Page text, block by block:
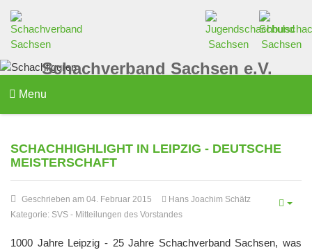
Schachverband Sachsen e.V.
Menu
SCHACHHIGHLIGHT IN LEIPZIG - DEUTSCHE
MEISTERSCHAFT
Geschrieben am 04. Februar 2015
Hans Joachim Schätz
Kategorie: SVS - Mitteilungen des Vorstandes
1000 Jahre Leipzig - 25 Jahre Schachverband Sachsen, was